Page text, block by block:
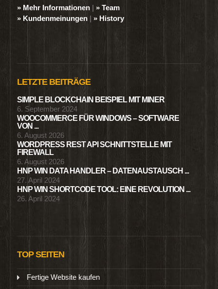
» Mehr Informationen | » Team
» Kundenmeinungen | » History
LETZTE BEITRÄGE
SIMPLE BLOCKCHAIN BEISPIEL MIT MINER
6. September 2024
WOOCOMMERCE FÜR WINDOWS – SOFTWARE
VON ...
6. August 2026
WORDPRESS REST API SCHNITTSTELLE MIT
FIREWALL
6. August 2026
HNP WIN DATA HANDLER – DATENAUSTAUSCH ...
27. April 2024
HNP WIN SHORTCODE TOOL: EINE REVOLUTION ...
26. April 2024
TOP SEITEN
Fertige Website kaufen